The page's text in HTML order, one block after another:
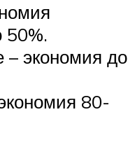
50%.
экономия до
80-